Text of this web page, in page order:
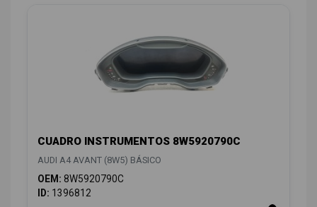
CUADRO INSTRUMENTOS 8W5920790C
AUDI A4 AVANT (8W5) BÁSICO
OEM: 8W5920790C
ID: 1396812